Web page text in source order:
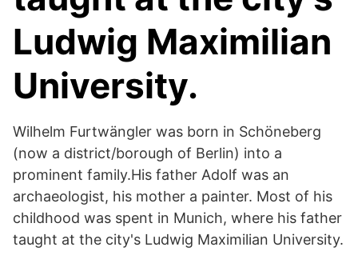
Ludwig Maximilian
University.
Wilhelm Furtwängler was born in Schöneberg
(now a district/borough of Berlin) into a
prominent family.His father Adolf was an
archaeologist, his mother a painter. Most of his
childhood was spent in Munich, where his father
taught at the city's Ludwig Maximilian University.